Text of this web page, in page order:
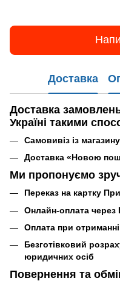
Доставка
Доставка
Україні такими
Самовивіз із
Доставка «Новою
Ми пропонуємо
Переказ на картку
Онлайн-оплата через
Оплата при отриманні
Безготівковий
юридичних осіб
Повернення та